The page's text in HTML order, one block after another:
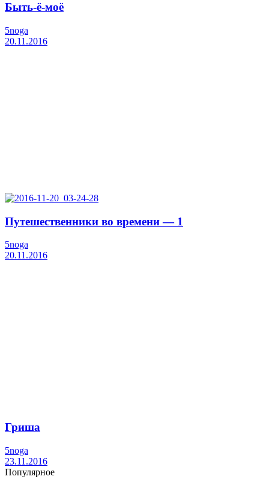
Быть-ё-моё
5noga
20.11.2016
Путешественники во времени — 1
5noga
20.11.2016
Гриша
5noga
23.11.2016
Популярное